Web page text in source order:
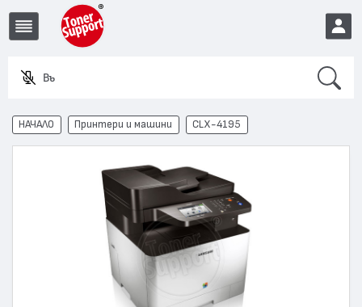
Въведе
EUR
НАЧАЛО Принтери и машини CLX-4195